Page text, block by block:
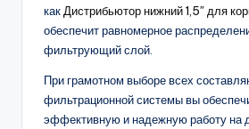
как Дистрибьютор нижний 1,5″ для
обеспечит равномерное
фильтрующий слой.
При грамотном выборе всех
фильтрационной системы вы
эффективную и надежную работу на